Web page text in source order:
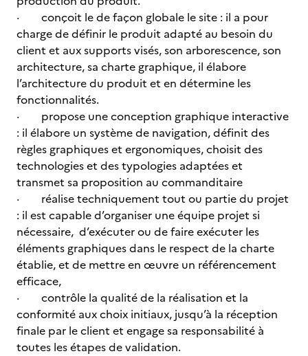
· conçoit le de façon globale le site : il a pour
charge de définir le produit adapté au besoin du
client et aux supports visés, son arborescence, son
architecture, sa charte graphique, il élabore
l’architecture du produit et en détermine les
fonctionnalités.
· propose une conception graphique interactive
: il élabore un système de navigation, définit des
règles graphiques et ergonomiques, choisit des
technologies et des typologies adaptées et
transmet sa proposition au commanditaire
· réalise techniquement tout ou partie du projet
: il est capable d’organiser une équipe projet si
nécessaire, d’exécuter ou de faire exécuter les
éléments graphiques dans le respect de la charte
établie, et de mettre en œuvre un référencement
efficace,
· contrôle la qualité de la réalisation et la
conformité aux choix initiaux, jusqu’à la réception
finale par le client et engage sa responsabilité à
toutes les étapes de validation.